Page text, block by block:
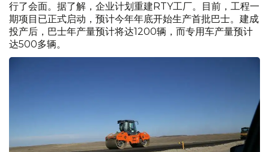
行了会面。据了解，企业计划重建RTY工厂。目前，工程一
期项目已正式启动，预计今年年底开始生产首批巴士。建成
投产后，巴士年产量预计将达1200辆，而专用车产量预计
达500多辆。